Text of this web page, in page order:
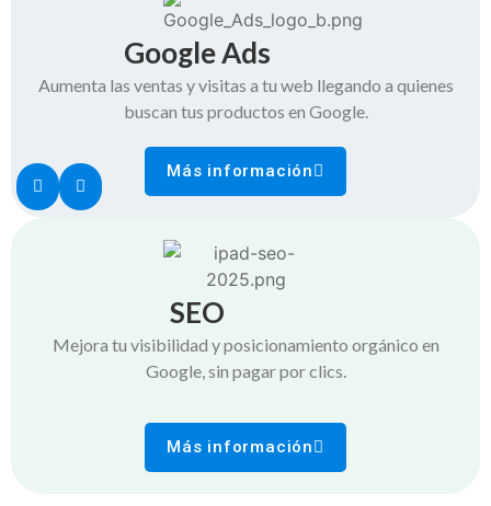
Google Ads
Aumenta las ventas y visitas a tu web llegando a quienes
buscan tus productos en Google.
Más información
SEO
Mejora tu visibilidad y posicionamiento orgánico en
Google, sin pagar por clics.
Más información